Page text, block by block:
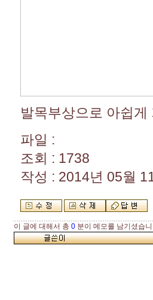
발목부상으로 아쉽
파일 :
조회 : 1738
작성 : 2014년 05월
이 글에 대해서 총 0 분이 메모를 남기셨습